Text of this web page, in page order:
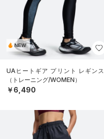
NEW
UAヒートギア プリント レギンス
（トレーニング/WOMEN）
￥6,490